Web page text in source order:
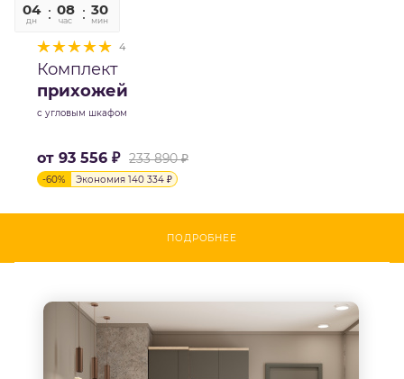
04
дн
08
час
30
мин
4
Комплект
прихожей
с угловым шкафом
от 93 556 ₽ 233 890 ₽
-60% Экономия 140 334 ₽
ПОДРОБНЕЕ